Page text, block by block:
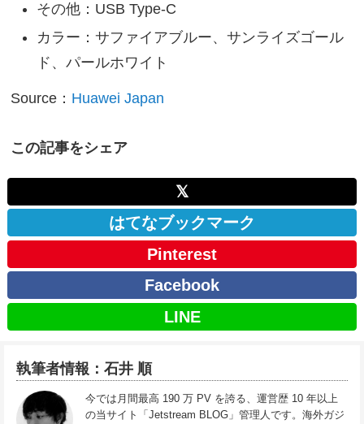
その他：USB Type-C
カラー：サファイアブルー、サンライズゴール
ド、パールホワイト
Source： Huawei Japan
この記事をシェア
𝕏
はてなブックマーク
Pinterest
Facebook
LINE
執筆者情報：石井 順
今では月間最高 190 万 PV を誇る、運営歴 10 年以上
の当サイト「Jetstream BLOG」管理人です。海外ガジ